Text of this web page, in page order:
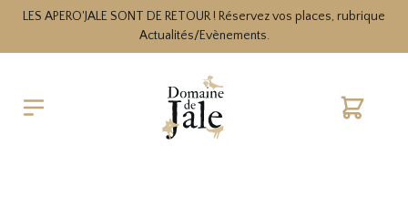
LES APERO'JALE SONT DE RETOUR ! Réservez vos places, rubrique
Actualités/Evènements.
Cart